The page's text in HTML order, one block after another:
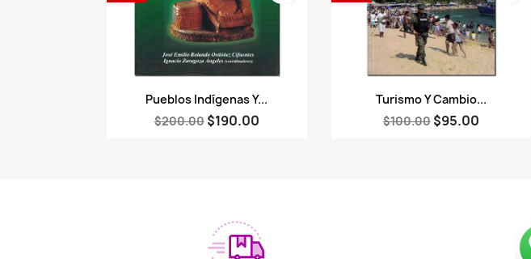
Vista rápida
Pueblos Indígenas Y...
$200.00 $190.00
Vista rápida
Turismo Y Cambio...
$100.00 $95.00